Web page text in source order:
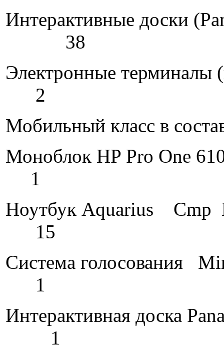
Интерактивные доски
38
2
Мобильный класс в
1
Ноутбук
15
Система
1
Интерактивная
1